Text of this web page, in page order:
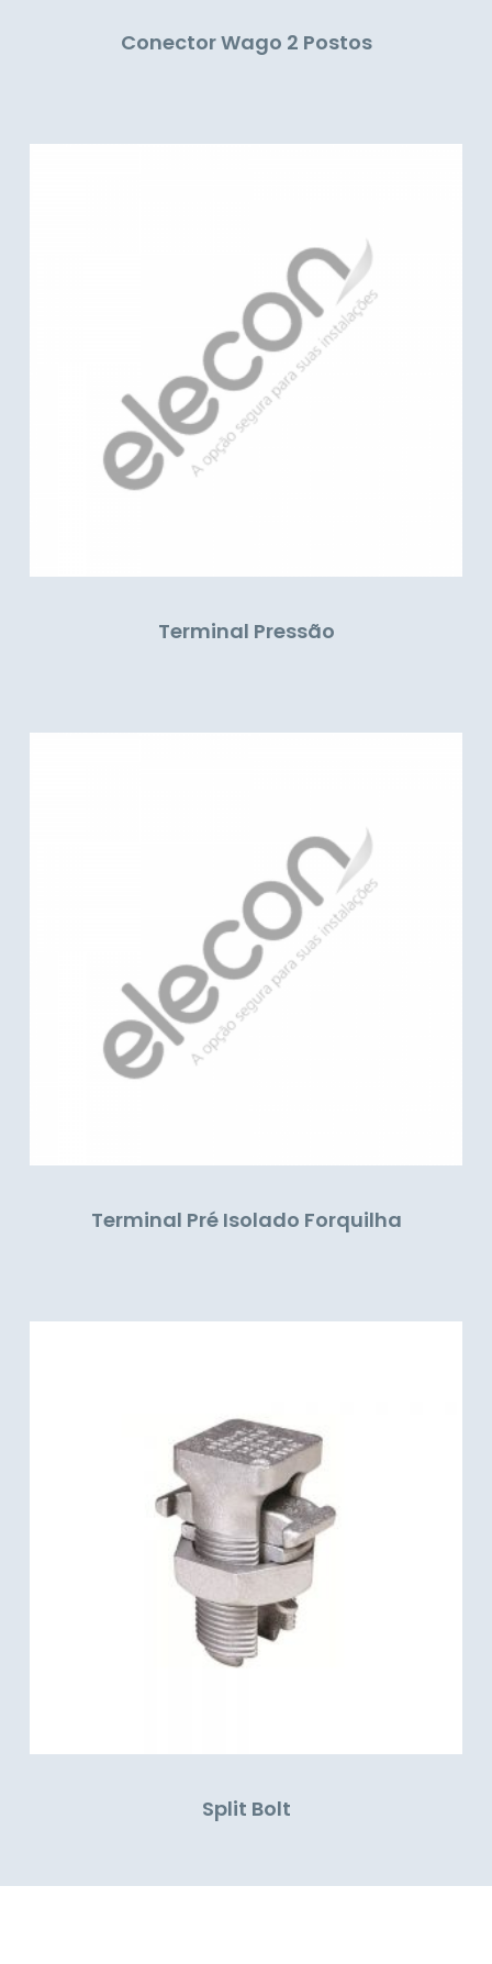
Conector Wago 2 Postos
Terminal Pressão
Terminal Pré Isolado Forquilha
Split Bolt